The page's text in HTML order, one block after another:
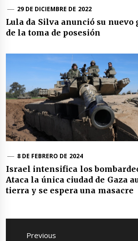
29 DE DICIEMBRE DE 2022
Lula da Silva anunció su nuevo
de la toma de posesión
8 DE FEBRERO DE 2024
Israel intensifica los
Ataca la única ciudad de Gaza
tierra y se espera una masacre
Navegación
Previous